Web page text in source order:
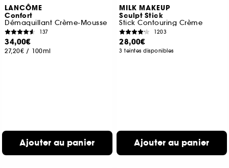
LANCÔME
Confort
Démaquillant Crème-Mousse
137
34,00€
27,20€ / 100ml
Ajouter au panier
MILK MAKEUP
Sculpt Stick
Stick Contouring Crème
1203
28,00€
3 teintes disponibles
Ajouter au panier